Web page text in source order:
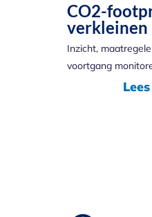
CO2-
verkleinen
Inzicht,
voortgang